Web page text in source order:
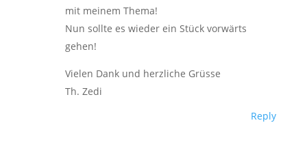
mit meinem Thema!
Nun sollte es wieder ein Stück vorwärts
gehen!
Vielen Dank und herzliche Grüsse
Th. Zedi
Reply